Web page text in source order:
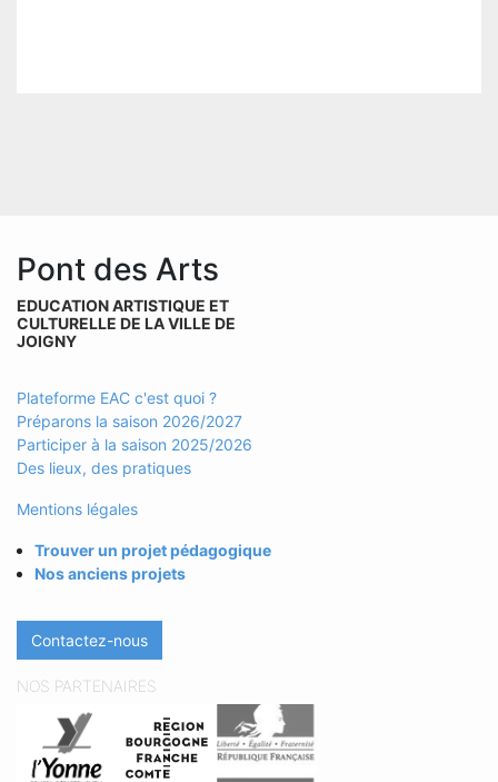
Pont des Arts
EDUCATION ARTISTIQUE ET
CULTURELLE DE LA VILLE DE
JOIGNY
Plateforme EAC c'est quoi ?
Préparons la saison 2026/2027
Participer à la saison 2025/2026
Des lieux, des pratiques
Mentions légales
Trouver un projet pédagogique
Nos anciens projets
Contactez-nous
NOS PARTENAIRES